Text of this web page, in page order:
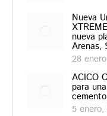
Nueva
nueva
Arenas,
28
ACICO
para
cemento
5 enero,